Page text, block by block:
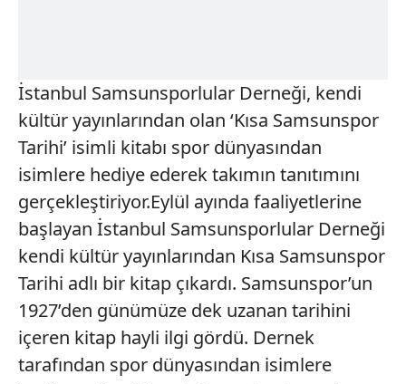
İstanbul Samsunsporlular Derneği, kendi
kültür yayınlarından olan ‘Kısa Samsunspor
Tarihi’ isimli kitabı spor dünyasından
isimlere hediye ederek takımın tanıtımını
gerçekleştiriyor.Eylül ayında faaliyetlerine
başlayan İstanbul Samsunsporlular Derneği
kendi kültür yayınlarından Kısa Samsunspor
Tarihi adlı bir kitap çıkardı. Samsunspor’un
1927’den günümüze dek uzanan tarihini
içeren kitap hayli ilgi gördü. Dernek
tarafından spor dünyasından isimlere